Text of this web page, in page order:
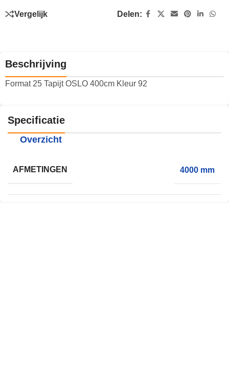
Vergelijk Delen:
Beschrijving
Format 25 Tapijt OSLO 400cm Kleur 92
Specificatie
Overzicht
AFMETINGEN 4000 mm